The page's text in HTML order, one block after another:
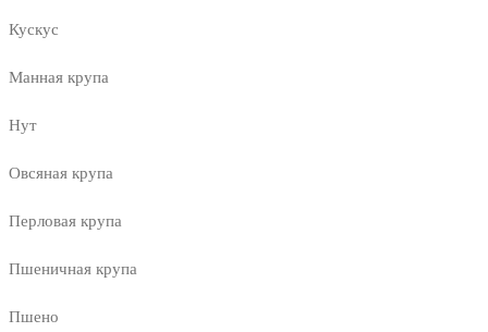
Кускус
Манная крупа
Нут
Овсяная крупа
Перловая крупа
Пшеничная крупа
Пшено